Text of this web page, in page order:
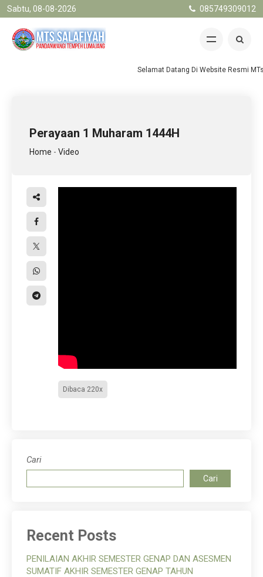
Sabtu, 08-08-2026 085749309012
Selamat Datang Di Website Resmi
Perayaan 1 Muharam 1444H
Home - Video
Dibaca 220x
Cari
Cari
Recent Posts
PENILAIAN AKHIR SEMESTER GENAP DAN ASESMEN
SUMATIF AKHIR SEMESTER GENAP TAHUN